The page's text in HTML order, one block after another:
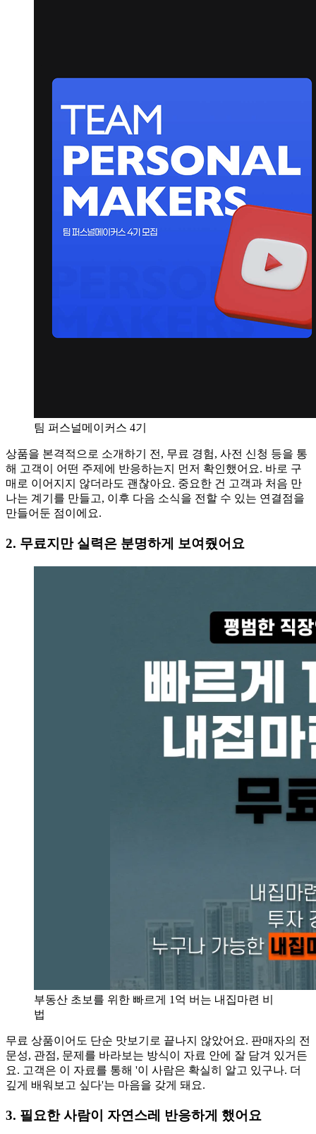
팀 퍼스널메이커스 4기
상품을 본격적으로 소개하기 전, 무료 경험, 사전 신청 등을 통
해 고객이 어떤 주제에 반응하는지 먼저 확인했어요. 바로 구
매로 이어지지 않더라도 괜찮아요. 중요한 건 고객과 처음 만
나는 계기를 만들고, 이후 다음 소식을 전할 수 있는 연결점을
만들어둔 점이에요.
2. 무료지만 실력은 분명하게 보여줬어요
부동산 초보를 위한 빠르게 1억 버는 내집마련 비
법
무료 상품이어도 단순 맛보기로 끝나지 않았어요. 판매자의 전
문성, 관점, 문제를 바라보는 방식이 자료 안에 잘 담겨 있거든
요. 고객은 이 자료를 통해 '이 사람은 확실히 알고 있구나. 더
깊게 배워보고 싶다'는 마음을 갖게 돼요.
3. 필요한 사람이 자연스레 반응하게 했어요